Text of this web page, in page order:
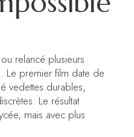
relancé plusieurs
. Le premier film date de
vedettes durables,
Le résultat
mais avec plus